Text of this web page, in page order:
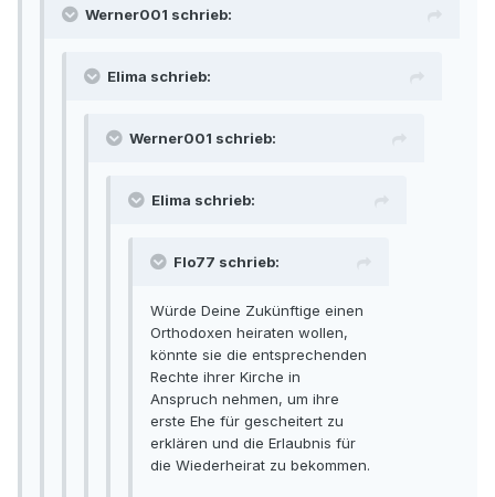
Werner001 schrieb:
Elima schrieb:
Werner001 schrieb:
Elima schrieb:
Flo77 schrieb:
Würde Deine Zukünftige einen
Orthodoxen heiraten wollen,
könnte sie die entsprechenden
Rechte ihrer Kirche in
Anspruch nehmen, um ihre
erste Ehe für gescheitert zu
erklären und die Erlaubnis für
die Wiederheirat zu bekommen.